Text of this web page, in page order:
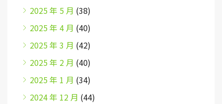
2025 年 5 月 (38)
2025 年 4 月 (40)
2025 年 3 月 (42)
2025 年 2 月 (40)
2025 年 1 月 (34)
2024 年 12 月 (44)